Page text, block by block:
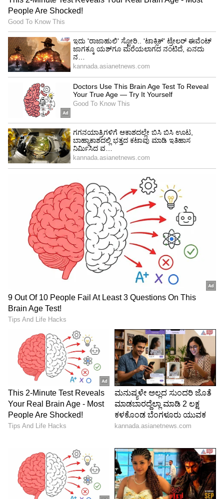
ಸಿನಿಮಾ ಎಂಬ ಕಾವ್ಯದ ಮಾಂತ್ರಿಕ:
ಭಾರತಿರಾಜ ಎಂದರೆ ಕೇವಲ ಒಬ್ಬ ನಿರ್ದೇಶಕರಲ್ಲ, ಅವರು
ಒಂದು ಅದ್ಭುತ ಸಿನಿಮಾ ಶಾಲೆ. 1977ರಲ್ಲಿ '16 ವಯತಿನಿಲೆ'
ಚಿತ್ರದ ಮೂಲಕ ಅವರು ಕ್ಯಾಮೆರಾ ಹಿಡಿದಾಗ, ಚಿತ್ರರಂಗದ
ದಿಕ್ಕೇ ಬದಲಾಯಿತು. ಸ್ಟುಡಿಯೋಗಳ ಒಳಗಿದ್ದ ಸಿನಿಮಾವನ್ನು
ಹಳ್ಳಿಗಳ ಮಣ್ಣಿನ ವಾಸನೆಗೆ ತಂದು ನಿಲ್ಲಿಸಿದ ಕೀರ್ತಿ ಇವರದ್ದು.
ಕಮಲ್ ಹಾಸನ್, ರಜನಿಕಾಂತ್ ಅಂತಹ ಸ್ಟಾರ್‌ ನಟರನ್ನು
ಅತ್ಯಂತ ನೈಜವಾಗಿ ತೆರೆಯ ಮೇಲೆ ತೋರಿಸಿದ ಮಾಂತ್ರಿಕ
ಇವರು. 'ಸಿಗಪ್ಪು ರೋಜಕ್ಕಲ್', 'ಅಲೈಗಲ್ ಓವತಿಲ್ಲೈ',
'ಮುದಲ್ ಮರಿಯಾತೈ' ಅಂತಹ ಸುಮಾರು 40ಕ್ಕೂ ಹೆಚ್ಚು
ಚಿತ್ರಗಳನ್ನು ನಿರ್ದೇಶಿಸಿ ಅವರು ಸಿನಿಮಾ ಲೋಕದ
ಧ್ರುವತಾರೆಯಾದರು.
ನಿರ್ದೇಶನದ ಜೊತೆ ನಟನೆಯಲ್ಲೂ ಅಪ್ರತಿಮ:
ನಿರ್ದೇಶಕನಾಗಿ ಗೆದ್ದ ಭಾರತಿರಾಜ ಅವರು ಮಣಿರತ್ನಂ ಅವರ
'ಆಯುತ ಎಳುತ್ತು' ಚಿತ್ರದ ಮೂಲಕ ನಟನಾಗಿಯೂ ಸೈ
ಎನಿಸಿಕೊಂಡರು. ಇತ್ತೀಚಿನ ವರ್ಷಗಳಲ್ಲಿ ಅವರು
'ತಿರುಚಿತ್ರಂಬಲಂ' ಮತ್ತು ವಿಜಯ್ ಸೇತುಪತಿಯ
'ಮಹಾರಾಜ' ಚಿತ್ರಗಳಲ್ಲಿ ತಮ್ಮ ಅದ್ಭುತ ನಟನೆಯ ಮೂಲಕ
ಇಂದಿನ ತಲೆಮಾರಿನ ಪ್ರೇಕ್ಷಕರನ್ನೂ
ಮಂತ್ರಮುಗ್ಧರನ್ನಾಗಿಸಿದ್ದರು. ಅವರು ನಟಿಸಿದ ಕೊನೆಯ ಚಿತ್ರ
'ಪುಲಾವರ್' ಇನ್ನು ಬಿಡುಗಡೆಯಾಗಬೇಕಿದೆ.